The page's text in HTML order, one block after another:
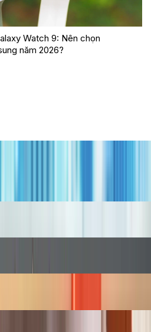
Watch 9: Nên chọn
năm 2026?